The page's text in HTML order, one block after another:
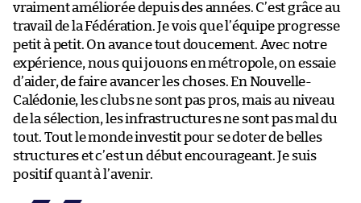
vraiment améliorée depuis des années. C’est grâce au
travail de la Fédération. Je vois que l’équipe progresse
petit à petit. On avance tout doucement. Avec notre
expérience, nous qui jouons en métropole, on essaie
d’aider, de faire avancer les choses. En Nouvelle-
Calédonie, les clubs ne sont pas pros, mais au niveau
de la sélection, les infrastructures ne sont pas mal du
tout. Tout le monde investit pour se doter de belles
structures et c’est un début encourageant. Je suis
positif quant à l’avenir.